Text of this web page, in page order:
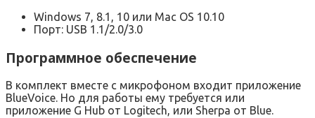
Windows 7, 8.1, 10 или Mac OS 10.10
Порт: USB 1.1/2.0/3.0
Программное обеспечение
В комплект вместе с микрофоном входит приложение
BlueVoice. Но для работы ему требуется или
приложение G Hub от Logitech, или Sherpa от Blue.